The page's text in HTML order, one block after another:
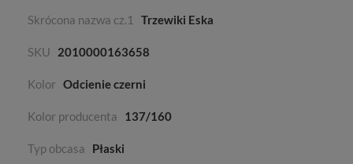
Skrócona nazwa cz.1 Trzewiki Eska
SKU 2010000163658
Kolor Odcienie czerni
Kolor producenta 137/160
Typ obcasa Płaski